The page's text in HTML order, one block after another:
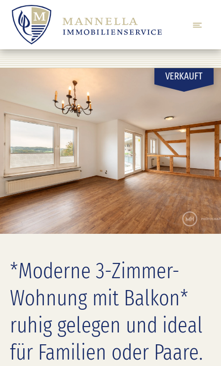
VERKAUFT
*Moderne 3-Zimmer-
Wohnung mit Balkon*
ruhig gelegen und ideal
für Familien oder Paare.